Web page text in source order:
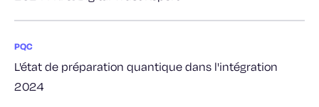
PQC
L'état de préparation quantique dans l'intégration
2024